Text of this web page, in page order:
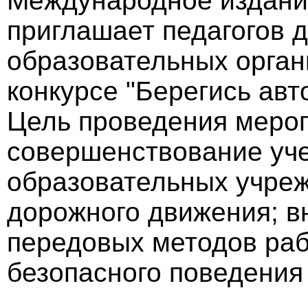
приглашает педагогов
образовательных
конкурсе "Берегись
Цель проведения
совершенствование
образовательных
дорожного движения;
передовых методов
безопасного